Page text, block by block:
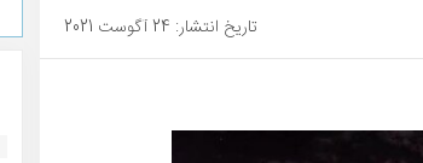
تاریخ انتشار: 24 آگوست 2021